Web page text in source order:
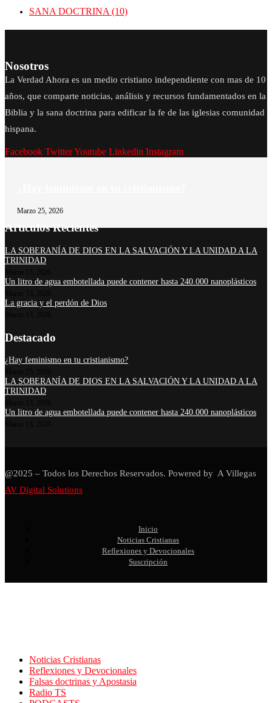
SANA DOCTRINA (10)
Nosotros
La Verdad Ahora es un medio cristiano independiente con mas de 10
años, que comparte noticias, análisis y recursos fundamentados en la
Biblia y la sana doctrina para edificar la fe de las iglesias comunidad
hispana.
Facebook TwitterYoutube Linkedin Instagram
Marzo 25, 2026
Artículos Recientes
LA SOBERANÍA DE DIOS EN LA SALVACIÓN Y LA UNIDAD A LA
TRINIDAD
Un litro de agua embotellada puede contener hasta 240.000 nanoplásticos
La gracia y el perdón de Dios
Destacado
¿Hay feminismo en tu cristianismo?
LA SOBERANÍA DE DIOS EN LA SALVACIÓN Y LA UNIDAD A LA
TRINIDAD
Un litro de agua embotellada puede contener hasta 240.000 nanoplásticos
@2025 – Todos los Derechos Reservados. Powered by A Villegas
AV Digital Solutions
Inicio
Noticias Cristianas
Reflexiones y Devocionales
Suscripción
Noticias Cristianas
Reflexiones y Devocionales
Falsas doctrinas y Apostasia
Radio TS